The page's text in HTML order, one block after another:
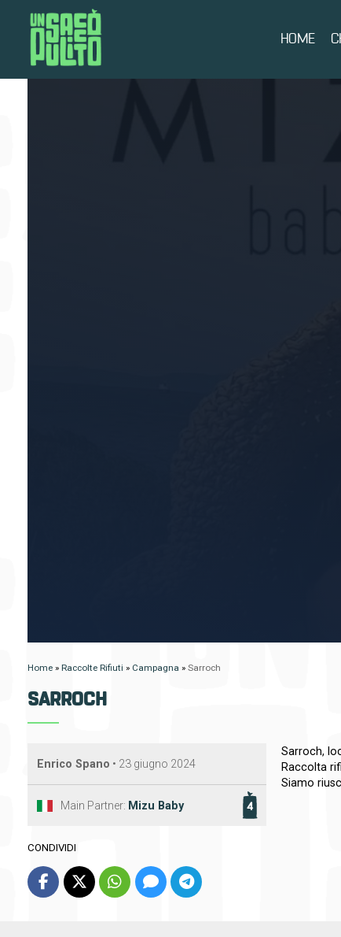
HOME
Home »Raccolte Rifiuti » Campagna »Sarroch
SARROCH
Enrico Spano • 23 giugno 2024
Main Partner: Mizu Baby 4
Sarroch,
Raccolta
Siamo
CONDIVIDI